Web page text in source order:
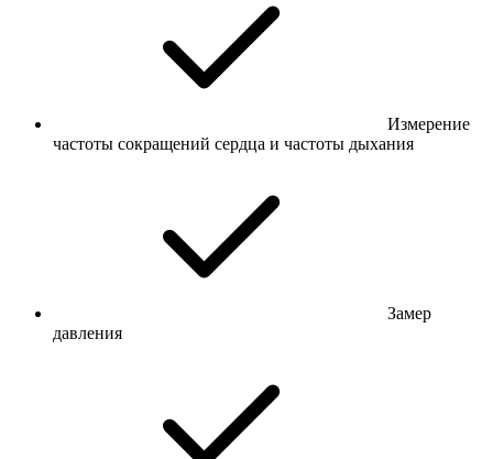
Измерение
частоты сокращений сердца и частоты дыхания
Замер
давления